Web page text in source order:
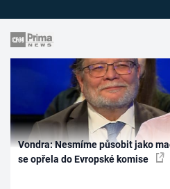
Vondra: Nesmíme působit jako
se opřela do Evropské komise